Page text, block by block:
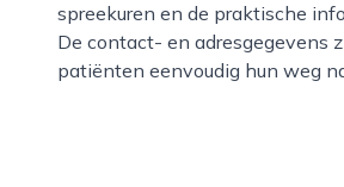
spreekuren en de praktische
De contact- en adresgegevens
patiënten eenvoudig hun weg